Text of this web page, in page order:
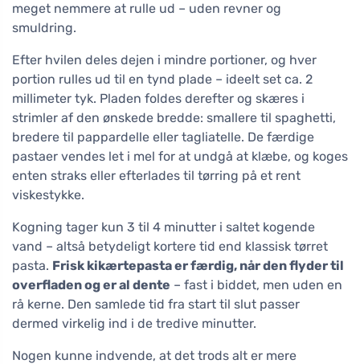
meget nemmere at rulle ud – uden revner og
smuldring.
Efter hvilen deles dejen i mindre portioner, og hver
portion rulles ud til en tynd plade – ideelt set ca. 2
millimeter tyk. Pladen foldes derefter og skæres i
strimler af den ønskede bredde: smallere til spaghetti,
bredere til pappardelle eller tagliatelle. De færdige
pastaer vendes let i mel for at undgå at klæbe, og koges
enten straks eller efterlades til tørring på et rent
viskestykke.
Kogning tager kun 3 til 4 minutter i saltet kogende
vand – altså betydeligt kortere tid end klassisk tørret
pasta. Frisk kikærtepasta er færdig, når den flyder til
overfladen og er al dente – fast i biddet, men uden en
rå kerne. Den samlede tid fra start til slut passer
dermed virkelig ind i de tredive minutter.
Nogen kunne indvende, at det trods alt er mere